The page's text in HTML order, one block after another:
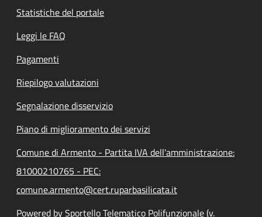
Statistiche del portale
Leggi le FAQ
Pagamenti
Riepilogo valutazioni
Segnalazione disservizio
Piano di miglioramento dei servizi
Comune di Armento - Partita IVA dell'amministrazione:
81000210765 - PEC:
comune.armento@cert.ruparbasilicata.it
Powered by Sportello Telematico Polifunzionale (v.